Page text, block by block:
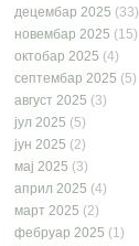
децембар 2025 (33)
новембар 2025 (15)
октобар 2025 (4)
септембар 2025 (5)
август 2025 (3)
јул 2025 (5)
јун 2025 (2)
мај 2025 (3)
април 2025 (4)
март 2025 (2)
фебруар 2025 (1)